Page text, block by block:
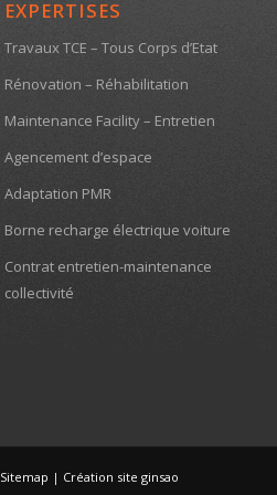
EXPERTISES
Travaux TCE – Tous Corps d’Etat
Rénovation – Réhabilitation
Maintenance Facility – Entretien
Agencement d’espace
Adaptation PMR
Borne recharge électrique voiture
Contrat entretien-maintenance
collectivité
Sitemap | Création site ginsao